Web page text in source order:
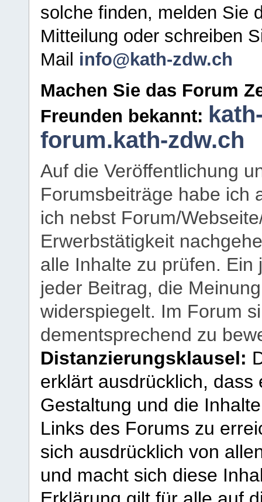
solche finden, melden Sie
Mitteilung oder schreiben
Mail info@kath-zdw.ch
Machen Sie das Forum
Freunden bekannt:
forum.kath-zdw.ch
Auf die Veröffentlichung
Forumsbeiträge habe ich
ich nebst Forum/
Erwerbstätigkeit
alle Inhalte zu prüfen.
jeder Beitrag, die
widerspiegelt. Im Forum
dementsprechend zu
Distanzierungsklausel:
erklärt ausdrücklich,
Gestaltung und die
Links des Forums zu
sich ausdrücklich von
und macht sich diese